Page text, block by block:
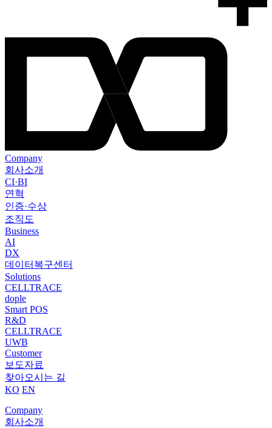
Company
회사소개
CI·BI
연혁
인증·수상
조직도
Business
AI
DX
데이터복구센터
Solutions
CELLTRACE
dople
Smart POS
R&D
CELLTRACE
UWB
Customer
보도자료
찾아오시는 길
KO EN
Company
회사소개